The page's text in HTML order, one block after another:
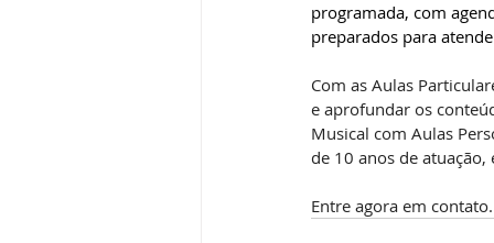
programada, com
preparados para
Com as Aulas
e aprofundar os
Musical com Aulas
de 10 anos de
Entre agora em